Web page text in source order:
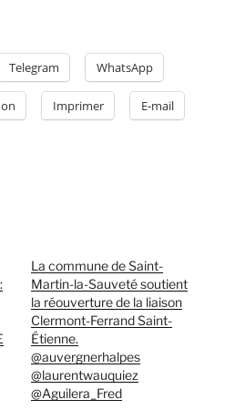
Telegram WhatsApp
Imprimer E-mail
La commune de Saint-
Martin-la-Sauveté soutient
la réouverture de la liaison
Clermont-Ferrand Saint-
Étienne.
@auvergnerhalpes
@laurentwauquiez
@Aguilera_Fred